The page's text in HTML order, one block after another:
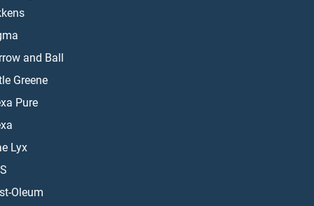
and Ball
Greene
Pure
Lyx
Oleum